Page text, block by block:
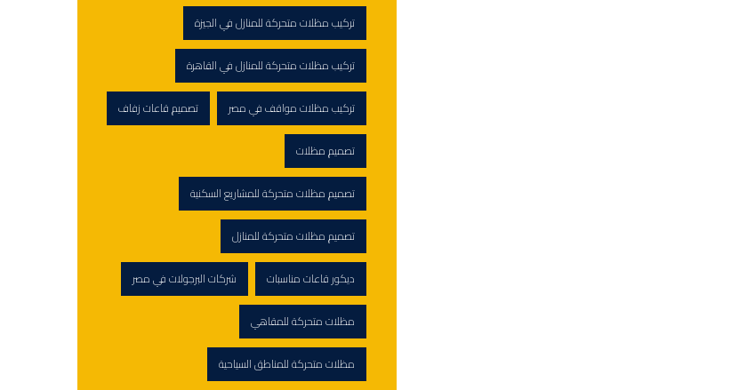
تركيب مظلات متحركة للمنازل في الجيزة
تركيب مظلات متحركة للمنازل في القاهرة
تركيب مظلات مواقف في مصر تصميم قاعات زفاف
تصميم مظلات
تصميم مظلات متحركة للمشاريع السكنية
تصميم مظلات متحركة للمنازل
ديكور قاعات مناسبات شركات البرجولات في مصر
مظلات متحركة للمقاهي
مظلات متحركة للمناطق السياحية